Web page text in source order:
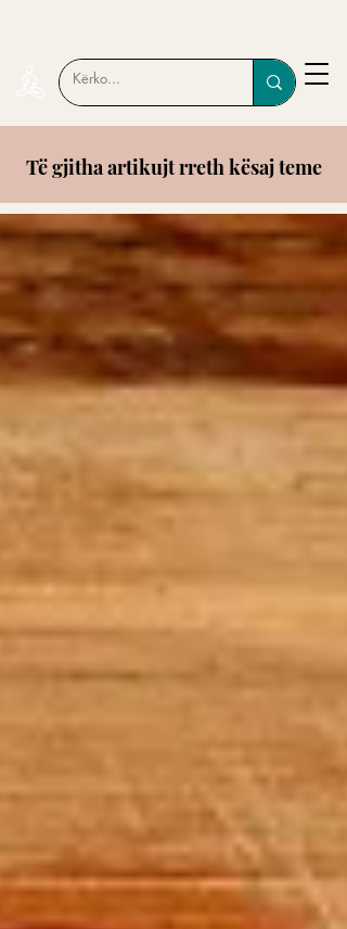
Të gjitha artikujt rreth kësaj teme